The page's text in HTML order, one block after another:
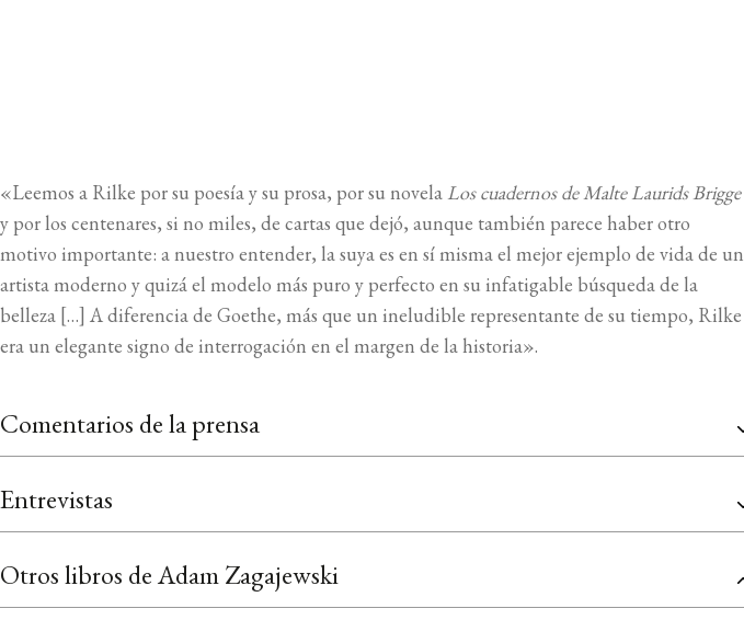
«Leemos a Rilke por su poesía y su prosa, por su novela Los cuadernos de Malte Laurids Brigge
y por los centenares, si no miles, de cartas que dejó, aunque también parece haber otro
motivo importante: a nuestro entender, la suya es en sí misma el mejor ejemplo de vida de un
artista moderno y quizá el modelo más puro y perfecto en su infatigable búsqueda de la
belleza […] A diferencia de Goethe, más que un ineludible representante de su tiempo, Rilke
era un elegante signo de interrogación en el margen de la historia».
Comentarios de la prensa
Entrevistas
Otros libros de Adam Zagajewski